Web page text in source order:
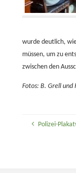
wurde deutlich,
müssen, um zu
zwischen den
Fotos: B. Grell und
Polizei-